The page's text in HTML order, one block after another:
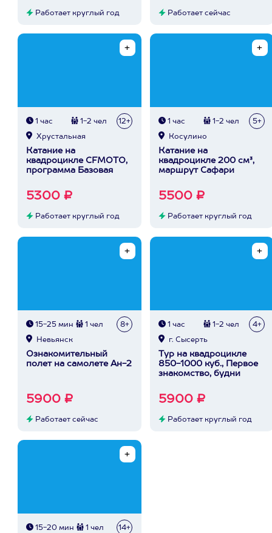
Работает круглый год Работает сейчас
1 час 1-2 чел 12+
Хрустальная
Катание на
квадроцикле CFMOTO,
программа Базовая
5300 ₽
Работает круглый год
1 час 1-2 чел 5+
Косулино
Катание на
квадроцикле 200 см³,
маршрут Сафари
5500 ₽
Работает круглый год
15-25 мин 1 чел 8+
Невьянск
Ознакомительный
полет на самолете Ан-2
5900 ₽
Работает сейчас
1 час 1-2 чел 4+
г. Сысерть
Тур на квадроцикле
850-1000 куб., Первое
знакомство, будни
5900 ₽
Работает круглый год
15-20 мин 1 чел 14+